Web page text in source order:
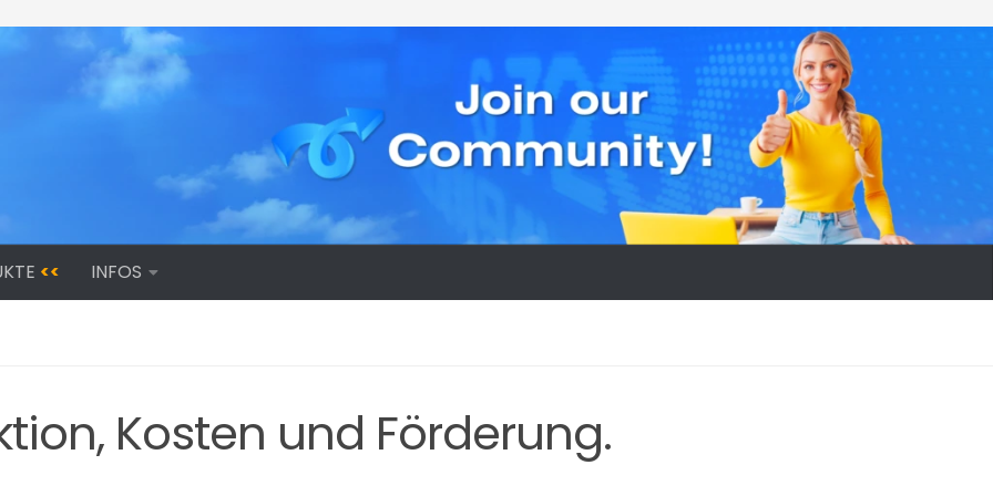
<< INFOS
Kosten und Förderung.